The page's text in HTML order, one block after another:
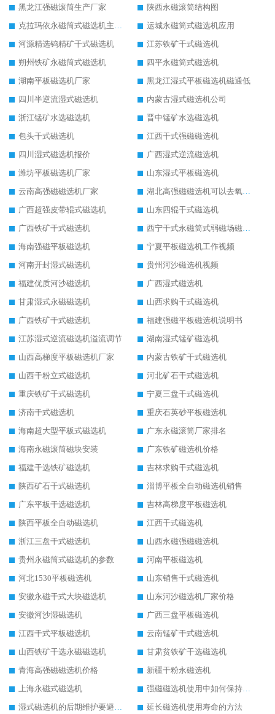
黑龙江强磁滚筒生产厂家
陕西永磁滚筒结构图
克拉玛依永磁筒式磁选机主要技术参数
运城永磁筒式磁选机应用
河源精选钨精矿干式磁选机
江苏铁矿干式磁选机
朔州铁矿永磁筒式磁选机
四平永磁筒式磁选机
湖南平板磁选机厂家
黑龙江湿式平板磁选机磁通低
四川半逆流湿式磁选机
内蒙古湿式磁选机公司
浙江锰矿水选磁选机
晋中锰矿水选磁选机
包头干式磁选机
江西干式强磁磁选机
四川湿式磁选机报价
广西湿式逆流磁选机
潍坊平板磁选机厂家
山东湿式平板磁选机
云南高强磁磁选机厂家
湖北高强磁磁选机可以去氧化铝
广西超强皮带辊式磁选机
山东四辊干式磁选机
广西铁矿干式磁选机
西宁干式永磁筒式弱磁场磁选机结构图
海南强磁平板磁选机
宁夏平板磁选机工作视频
河南开封湿式磁选机
贵州河沙磁选机视频
福建优质河沙磁选机
广西湿式磁选机
甘肃湿式永磁磁选机
山西求购干式磁选机
广西铁矿干式磁选机
福建强磁平板磁选机说明书
江苏湿式逆流磁选机溢流调节
湖南湿式锰矿磁选机
山西高梯度平板磁选机厂家
内蒙古铁矿干式磁选机
山西干粉立式磁选机
河北矿石干式磁选机
重庆铁矿干式磁选机
宁夏三盘干式磁选机
济南干式磁选机
重庆石英砂平板磁选机
海南超大型平板式磁选机
广东永磁滚筒厂家排名
海南永磁滚筒磁块安装
广东铁矿磁选机价格
福建干选铁矿磁选机
吉林求购干式磁选机
陕西矿石干式磁选机
淄博平板全自动磁选机销售
广东平板干选磁选机
吉林高梯度平板磁选机
陕西平板全自动磁选机
江西干式磁选机
浙江三盘干式磁选机
山西永磁强磁磁选机
贵州永磁筒式磁选机的参数
河南平板磁选机
河北1530平板磁选机
山东销售干式磁选机
安徽永磁干式大块磁选机
山东河沙磁选机厂家价格
安徽河沙湿磁选机
广西三盘平板磁选机
江西干式平板磁选机
云南锰矿干式磁选机
山西铁矿干选永磁磁选机
甘肃贫铁矿干选磁选机
青海高强磁磁选机价格
新疆干粉永磁选机
上海永磁式磁选机
强磁磁选机使用中如何保持其顺畅运行
湿式磁选机的后期维护要避开哪些坑
延长磁选机使用寿命的方法